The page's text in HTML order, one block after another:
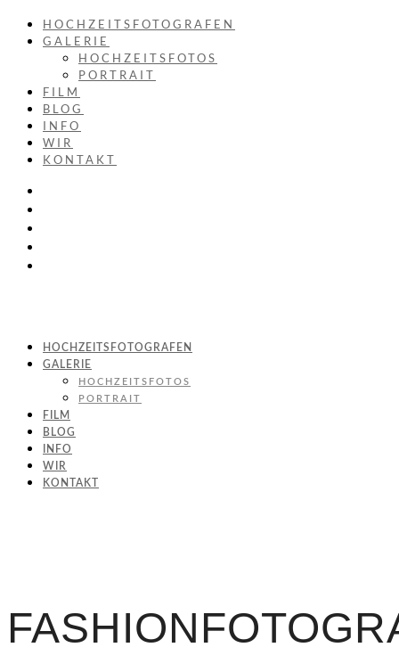
HOCHZEITSFOTOGRAFEN
GALERIE
HOCHZEITSFOTOS
PORTRAIT
FILM
BLOG
INFO
WIR
KONTAKT
HOCHZEITSFOTOGRAFEN
GALERIE
HOCHZEITSFOTOS
PORTRAIT
FILM
BLOG
INFO
WIR
KONTAKT